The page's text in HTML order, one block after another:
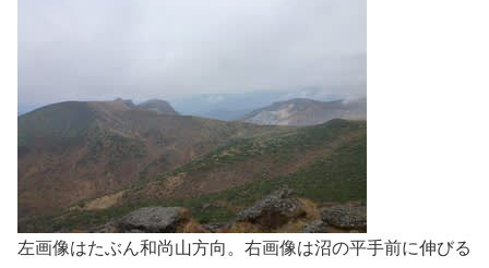
左画像はたぶん和尚山方向。右画像は沼の平手前に伸びる